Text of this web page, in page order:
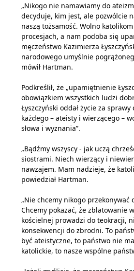
„Nikogo nie namawiamy do
decyduje, kim jest, ale pozwólcie
naszą tożsamość. Wolno
procesjach, a nam podoba się
męczeństwo Kazimierza
narodowego umyślnie
mówił Hartman.
Podkreślił, że „upamiętnienie
obowiązkiem wszystkich ludzi
Łyszczyński oddał życie za
każdego – ateisty i wierzącego –
słowa i wyznania”.
„Bądźmy wszyscy - jak uczą
siostrami. Niech wierzący i
nawzajem. Mam nadzieje, że
powiedział Hartman.
„Nie chcemy nikogo przekonywać
Chcemy pokazać, że zblatowanie
kościelnej prowadzi do teokracji,
konsekwencji do zbrodni. To
być ateistyczne, to państwo nie
katolickie, to nasze wspólne